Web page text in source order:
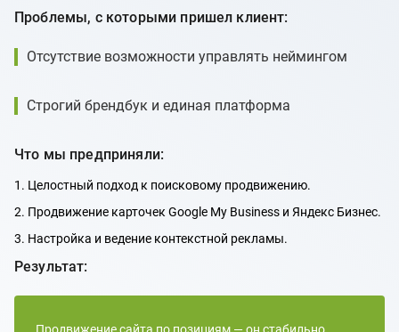
Проблемы, с которыми пришел клиент:
Отсутствие возможности управлять неймингом
Строгий брендбук и единая платформа
Что мы предприняли:
1. Целостный подход к поисковому продвижению.
2. Продвижение карточек Google My Business и Яндекс Бизнес.
3. Настройка и ведение контекстной рекламы.
Результат: